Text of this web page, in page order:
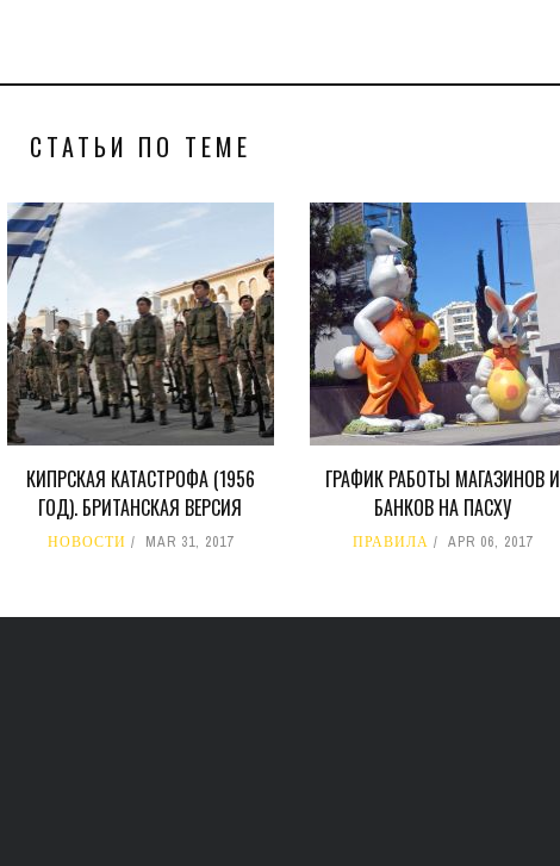
СТАТЬИ ПО ТЕМЕ
КИПРСКАЯ КАТАСТРОФА (1956
ГОД). БРИТАНСКАЯ ВЕРСИЯ
НОВОСТИ MAR 31, 2017
ГРАФИК РАБОТЫ МАГАЗИНОВ И
БАНКОВ НА ПАСХУ
ПРАВИЛА APR 06, 2017